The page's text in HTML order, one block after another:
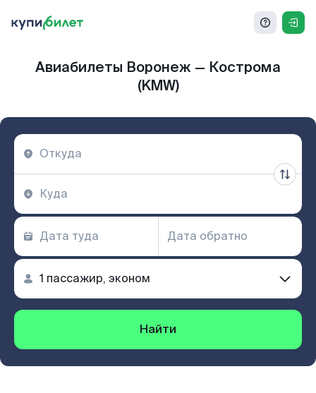
Авиабилеты Воронеж — Кострома
(KMW)
Найти